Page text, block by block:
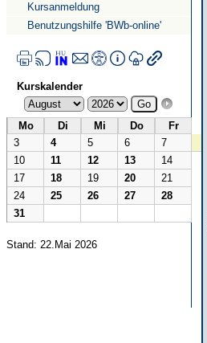
Kursanmeldung
Benutzungshilfe 'BWb-online'
Kurskalender
Mo Di Mi Do
Fr
3
4 5 6
7
10
11 12 13
14
17
18 19 20
21
24
25 26 27
28
31
Stand: 22.Mai 2026